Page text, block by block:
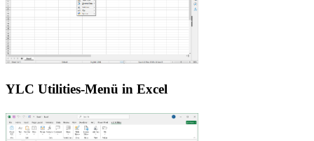
YLC Utilities-Menü in Excel